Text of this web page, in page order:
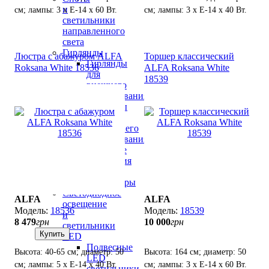
и
светильники
направленного
света
Гирлянды
Гирлянды
для
внешнего
использования
Гирлянды
для
внутреннего
использования
Световые
украшения
Аксессуары
Светодиодное
освещение
и
светильники
LED
Подвесные
LED
см; лампы: 3 х Е-14 х 60 Вт.
см; лампы: 3 х Е-14 х 40 Вт.
Люстра с абажуром ALFA
Roksana White 18536
ALFA
18536
8 479грн
Купить
Высота: 40-65 см; диаметр: 50
см; лампы: 5 х Е-14 х 40 Вт.
Торшер классический
ALFA Roksana White
18539
ALFA
18539
10 000грн
Высота: 164 см; диаметр: 50
см; лампы: 3 х Е-14 х 60 Вт.